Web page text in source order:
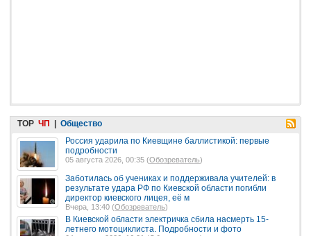
TOP ЧП
Общество
Россия ударила по Киевщине баллистикой: первые
подробности
05 августа 2026, 00:35 (Обозреватель)
Заботилась об учениках и поддерживала учителей: в
результате удара РФ по Киевской области погибли
директор киевского лицея, её м
Вчера, 13:40 (Обозреватель)
В Киевской области электричка сбила насмерть 15-
летнего мотоциклиста. Подробности и фото